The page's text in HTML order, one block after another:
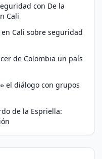
con De la
Cali
Cali sobre seguridad
de Colombia un país
el diálogo con grupos
de la Espriella: